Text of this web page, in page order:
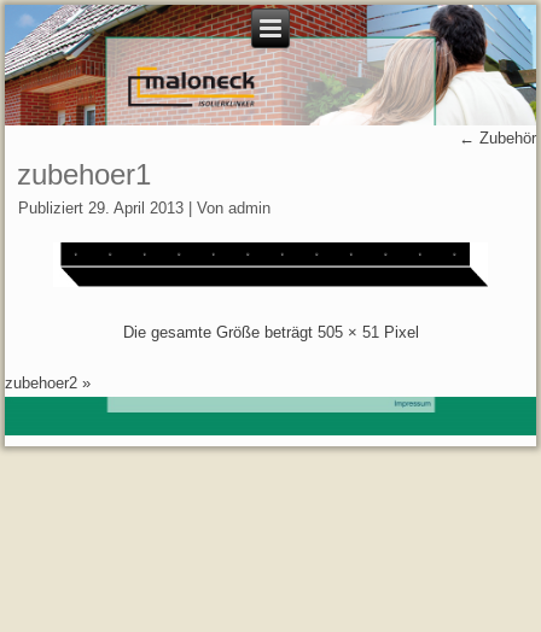
← Zubehör
zubehoer1
Publiziert 29. April 2013 |Von admin
Die gesamte Größe beträgt 505 × 51 Pixel
zubehoer2 »